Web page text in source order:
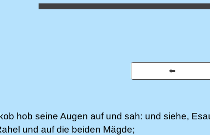
⬅️
hob seine Augen auf und sah: und siehe,
und auf die beiden Mägde;